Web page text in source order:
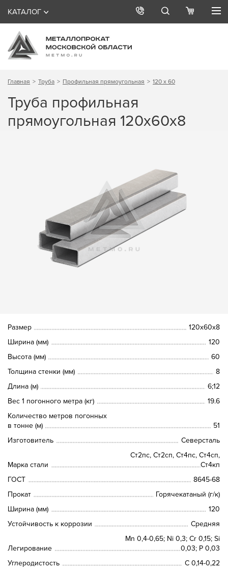
КАТАЛОГ
Главная Труба Профильная прямоугольная 120 х 60
Труба профильная
прямоугольная 120х60х8
Размер
120х60х8
Ширина (мм)
120
Высота (мм)
60
Толщина стенки (мм)
8
Длина (м)
6;12
Вес 1 погонного метра (кг)
19.6
Количество метров погонных
в тонне (м)
51
Изготовитель
Северсталь
Марка стали
Ст2пс, Ст2сп, Ст4пс, Ст4сп,
Ст4кп
ГОСТ
8645-68
Прокат
Горячекатаный (г/к)
Ширина (мм)
120
Устойчивость к коррозии
Средняя
Легирование
Mn 0,4-0,65; Ni 0,3; Cr 0,15; Si
0,03; P 0,03
Углеродистость
С 0,14-0,22